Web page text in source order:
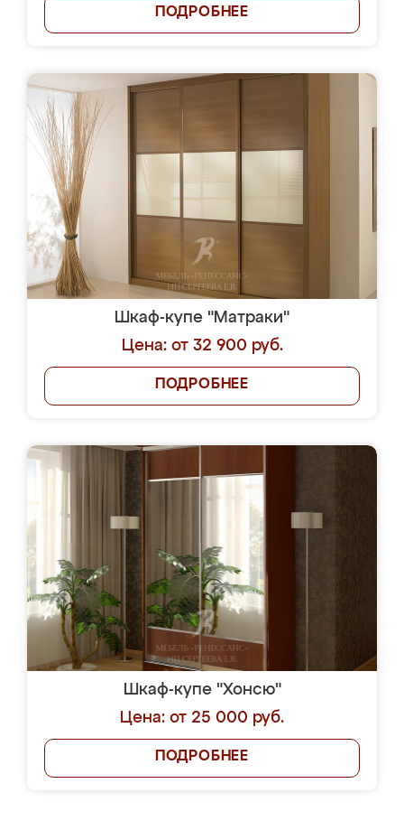
ПОДРОБНЕЕ
Шкаф-купе "Матраки"
Цена: от 32 900 руб.
ПОДРОБНЕЕ
Шкаф-купе "Хонсю"
Цена: от 25 000 руб.
ПОДРОБНЕЕ